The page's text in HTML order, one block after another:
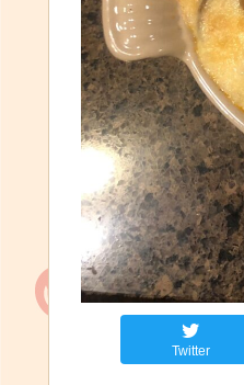
Twitter